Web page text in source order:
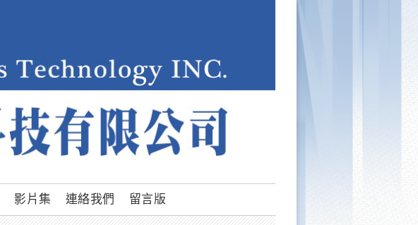
影片集 連絡我們 留言版